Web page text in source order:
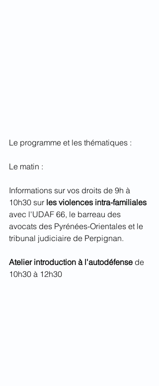
Le programme et les thématiques :
Le matin :
Informations sur vos droits de 9h à
10h30 sur les violences intra-familiales
avec l'UDAF 66, le barreau des
avocats des Pyrénées-Orientales et le
tribunal judiciaire de Perpignan.
Atelier introduction à l'autodéfense de
10h30 à 12h30